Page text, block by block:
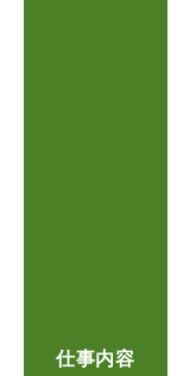
仕事内容